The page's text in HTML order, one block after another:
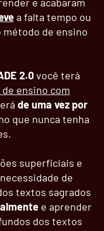
a falta tempo ou
método de ensino
2.0você terá
ensino com
de uma vez por
que nunca tenha
superficiais e
de
textos sagrados
e aprender
dos textos